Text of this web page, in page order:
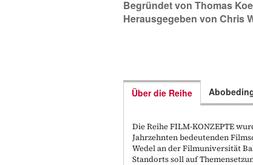
Begründet von Thomas
Herausgegeben von Chris
Über die Reihe
Die Reihe FILM-KONZEPTE
Jahrzehnten bedeutenden
Wedel an der Filmuniversität
Standorts soll auf